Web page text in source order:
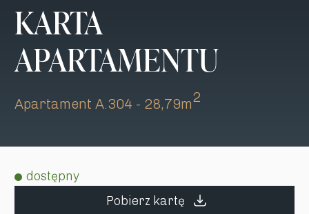
KARTA
APARTAMENTU
Apartament A.304 - 28,79m2
dostępny
Pobierz kartę